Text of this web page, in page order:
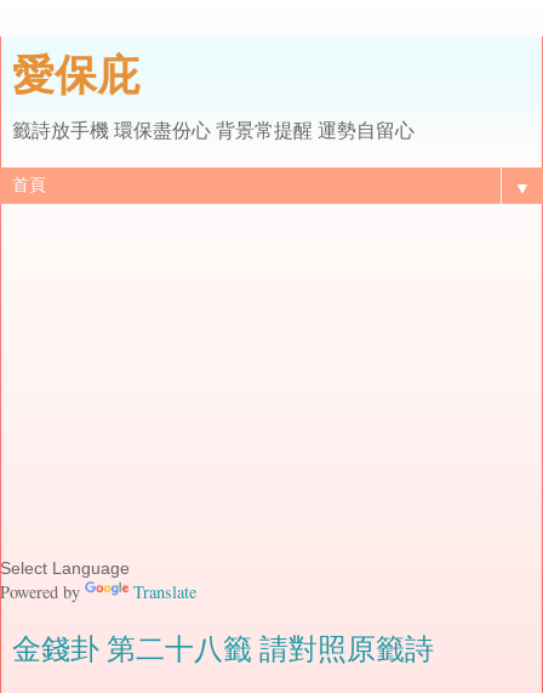
愛保庇
籤詩放手機 環保盡份心 背景常提醒 運勢自留心
▼
Powered by Translate
金錢卦 第二十八籤 請對照原籤詩